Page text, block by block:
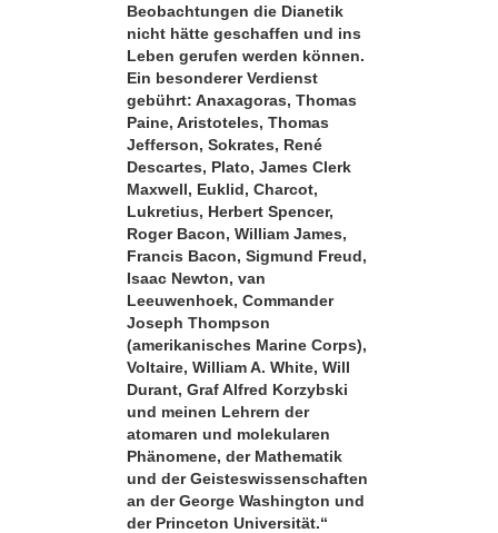
Beobachtungen die Dianetik
nicht hätte geschaffen und ins
Leben gerufen werden können.
Ein besonderer Verdienst
gebührt: Anaxagoras, Thomas
Paine, Aristoteles, Thomas
Jefferson, Sokrates, René
Descartes, Plato, James Clerk
Maxwell, Euklid, Charcot,
Lukretius, Herbert Spencer,
Roger Bacon, William James,
Francis Bacon, Sigmund Freud,
Isaac Newton, van
Leeuwenhoek, Commander
Joseph Thompson
(amerikanisches Marine Corps),
Voltaire, William A. White, Will
Durant, Graf Alfred Korzybski
und meinen Lehrern der
atomaren und molekularen
Phänomene, der Mathematik
und der Geisteswissenschaften
an der George Washington und
der Princeton Universität.“